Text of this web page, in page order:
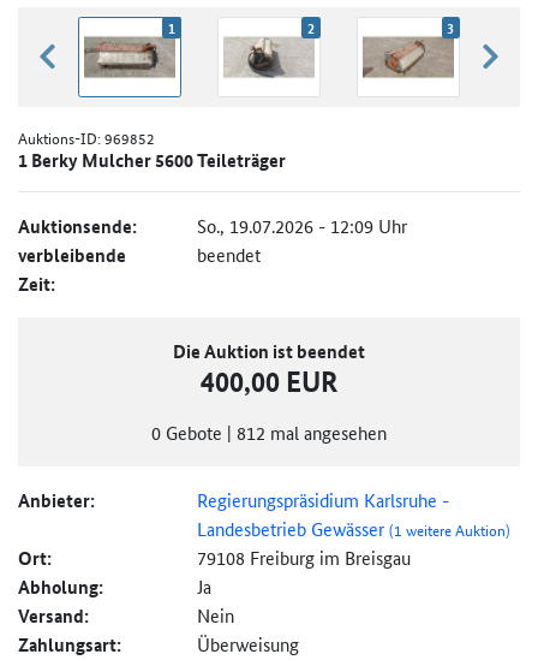
zurück blättern
1 2 3
Auktions-ID:969852
1 Berky Mulcher 5600 Teileträger
Auktionsende: So., 19.07.2026 - 12:09 Uhr
verbleibende
Zeit:
beendet
Die Auktion ist beendet
400,00 EUR
0 Gebote | 812 mal angesehen
Anbieter:
Regierungspräsidium Karlsruhe -
Landesbetrieb Gewässer(1 weitere Auktion)
Ort: 79108 Freiburg im Breisgau
Abholung: Ja
Versand: Nein
Zahlungsart: Überweisung